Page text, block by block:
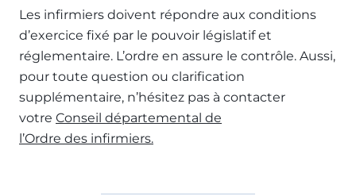
Les infirmiers doivent répondre aux conditions
d’exercice fixé par le pouvoir législatif et
réglementaire. L’ordre en assure le contrôle. Aussi,
pour toute question ou clarification
supplémentaire, n’hésitez pas à contacter
votre Conseil départemental de
l’Ordre des infirmiers.